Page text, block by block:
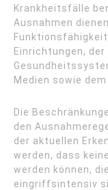
Krankheitsfälle
Ausnahmen
Einrichtungen,
Medien sowie
Die
den
der aktuellen
werden, dass
werden können,
eingriffsintensiv